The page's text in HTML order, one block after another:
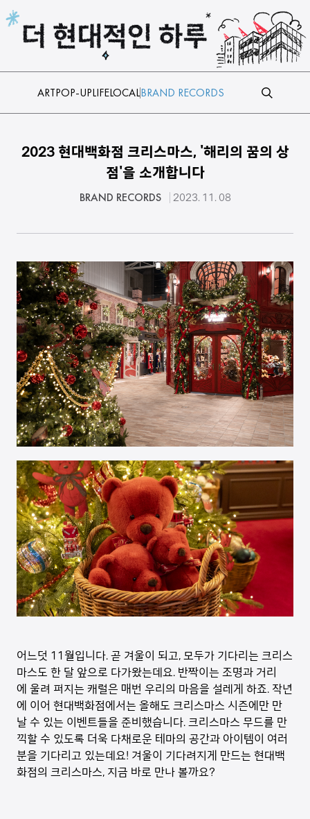
본문 바로가기
ARTPOP-UPLIFELOCALBRAND RECORDS
2023 현대백화점 크리스마스, '해리의 꿈의 상
점'을 소개합니다
BRAND RECORDS 2023. 11. 08
어느덧 11월입니다. 곧 겨울이 되고, 모두가 기다리는 크리스
마스도 한 달 앞으로 다가왔는데요. 반짝이는 조명과 거리
에 울려 퍼지는 캐럴은 매번 우리의 마음을 설레게 하죠. 작년
에 이어 현대백화점에서는 올해도 크리스마스 시즌에만 만
날 수 있는 이벤트들을 준비했습니다. 크리스마스 무드를 만
끽할 수 있도록 더욱 다채로운 테마의 공간과 아이템이 여러
분을 기다리고 있는데요! 겨울이 기다려지게 만드는 현대백
화점의 크리스마스, 지금 바로 만나 볼까요?